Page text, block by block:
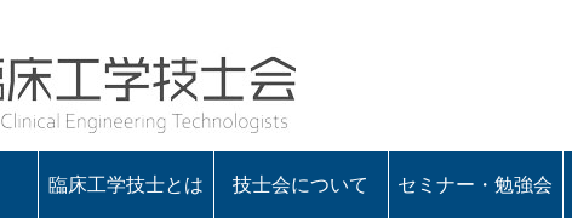
臨床工学技士とは 技士会について セミナー・勉強会